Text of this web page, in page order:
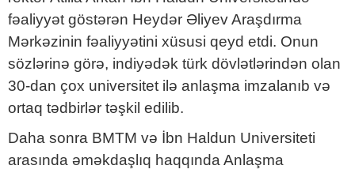
fəaliyyət göstərən Heydər Əliyev Araşdırma
Mərkəzinin fəaliyyətini xüsusi qeyd etdi. Onun
sözlərinə görə, indiyədək türk dövlətlərindən olan
30-dan çox universitet ilə anlaşma imzalanıb və
ortaq tədbirlər təşkil edilib.
Daha sonra BMTM və İbn Haldun Universiteti
arasında əməkdaşlıq haqqında Anlaşma